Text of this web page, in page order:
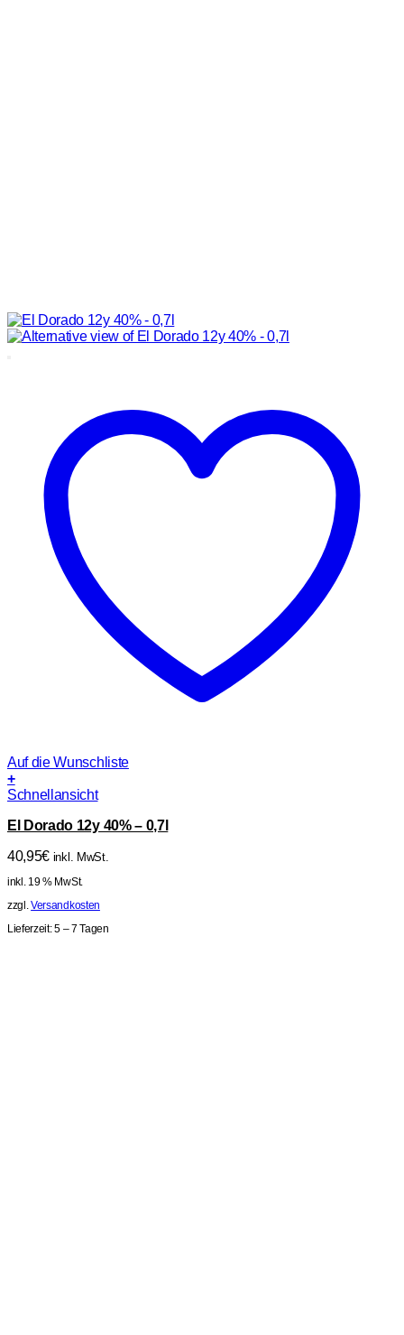
Auf die Wunschliste
+
Schnellansicht
El Dorado 12y 40% – 0,7l
40,95€ inkl. MwSt.
inkl. 19 % MwSt.
zzgl.Versandkosten
Lieferzeit:5 – 7 Tagen